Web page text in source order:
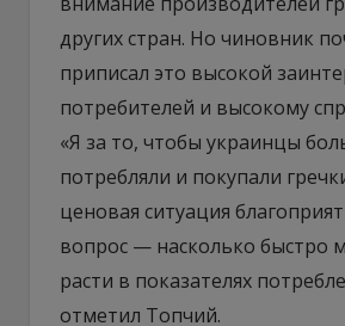
других стран. Но чиновник
приписал это высокой
потребителей и высокому
«Я за то, чтобы украинцы
потребляли и покупали
ценовая ситуация
вопрос — насколько быстро
расти в показателях
отметил Топчий.